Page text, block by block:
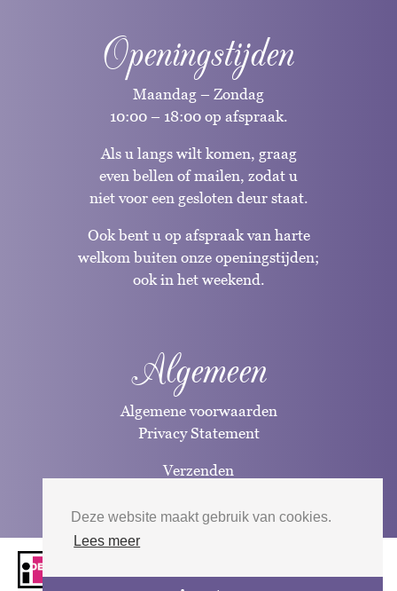
Deze website maakt gebruik van cookies.
Lees meer
Openingstijden
Maandag – Zondag
10:00 – 18:00 op afspraak.
Als u langs wilt komen, graag
even bellen of mailen, zodat u
niet voor een gesloten deur staat.
Ook bent u op afspraak van harte
welkom buiten onze openingstijden;
ook in het weekend.
Algemeen
Algemene voorwaarden
Privacy Statement
Verzenden